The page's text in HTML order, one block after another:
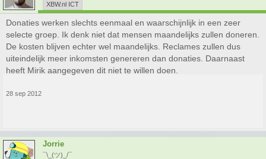
XBW.nl ICT
Donaties werken slechts eenmaal en waarschijnlijk in een zeer
selecte groep. Ik denk niet dat mensen maandelijks zullen doneren.
De kosten blijven echter wel maandelijks. Reclames zullen dus
uiteindelijk meer inkomsten genereren dan donaties. Daarnaast
heeft Mirik aangegeven dit niet te willen doen.
28 sep 2012
Jorrie
¯\_(ツ)_/¯